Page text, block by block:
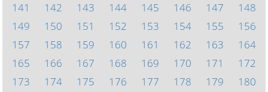
141
142 143 144 145 146 147
148
149
150 151 152 153 154 155
156
157
158 159 160 161 162 163
164
165
166 167 168 169 170 171
172
173
174 175 176 177 178 179
180